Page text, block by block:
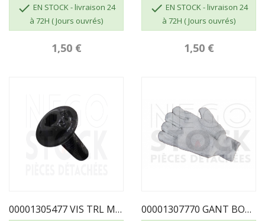
 EN STOCK - livraison 24
à 72H ( Jours ouvrés)
1,50 €
 EN STOCK - livraison 24
à 72H ( Jours ouvrés)
1,50 €
00001305477 VIS TRL M5X16 POZIE ZN NOIR 00001307770 GANT BOUCLETTE 4700 TAILLE 10